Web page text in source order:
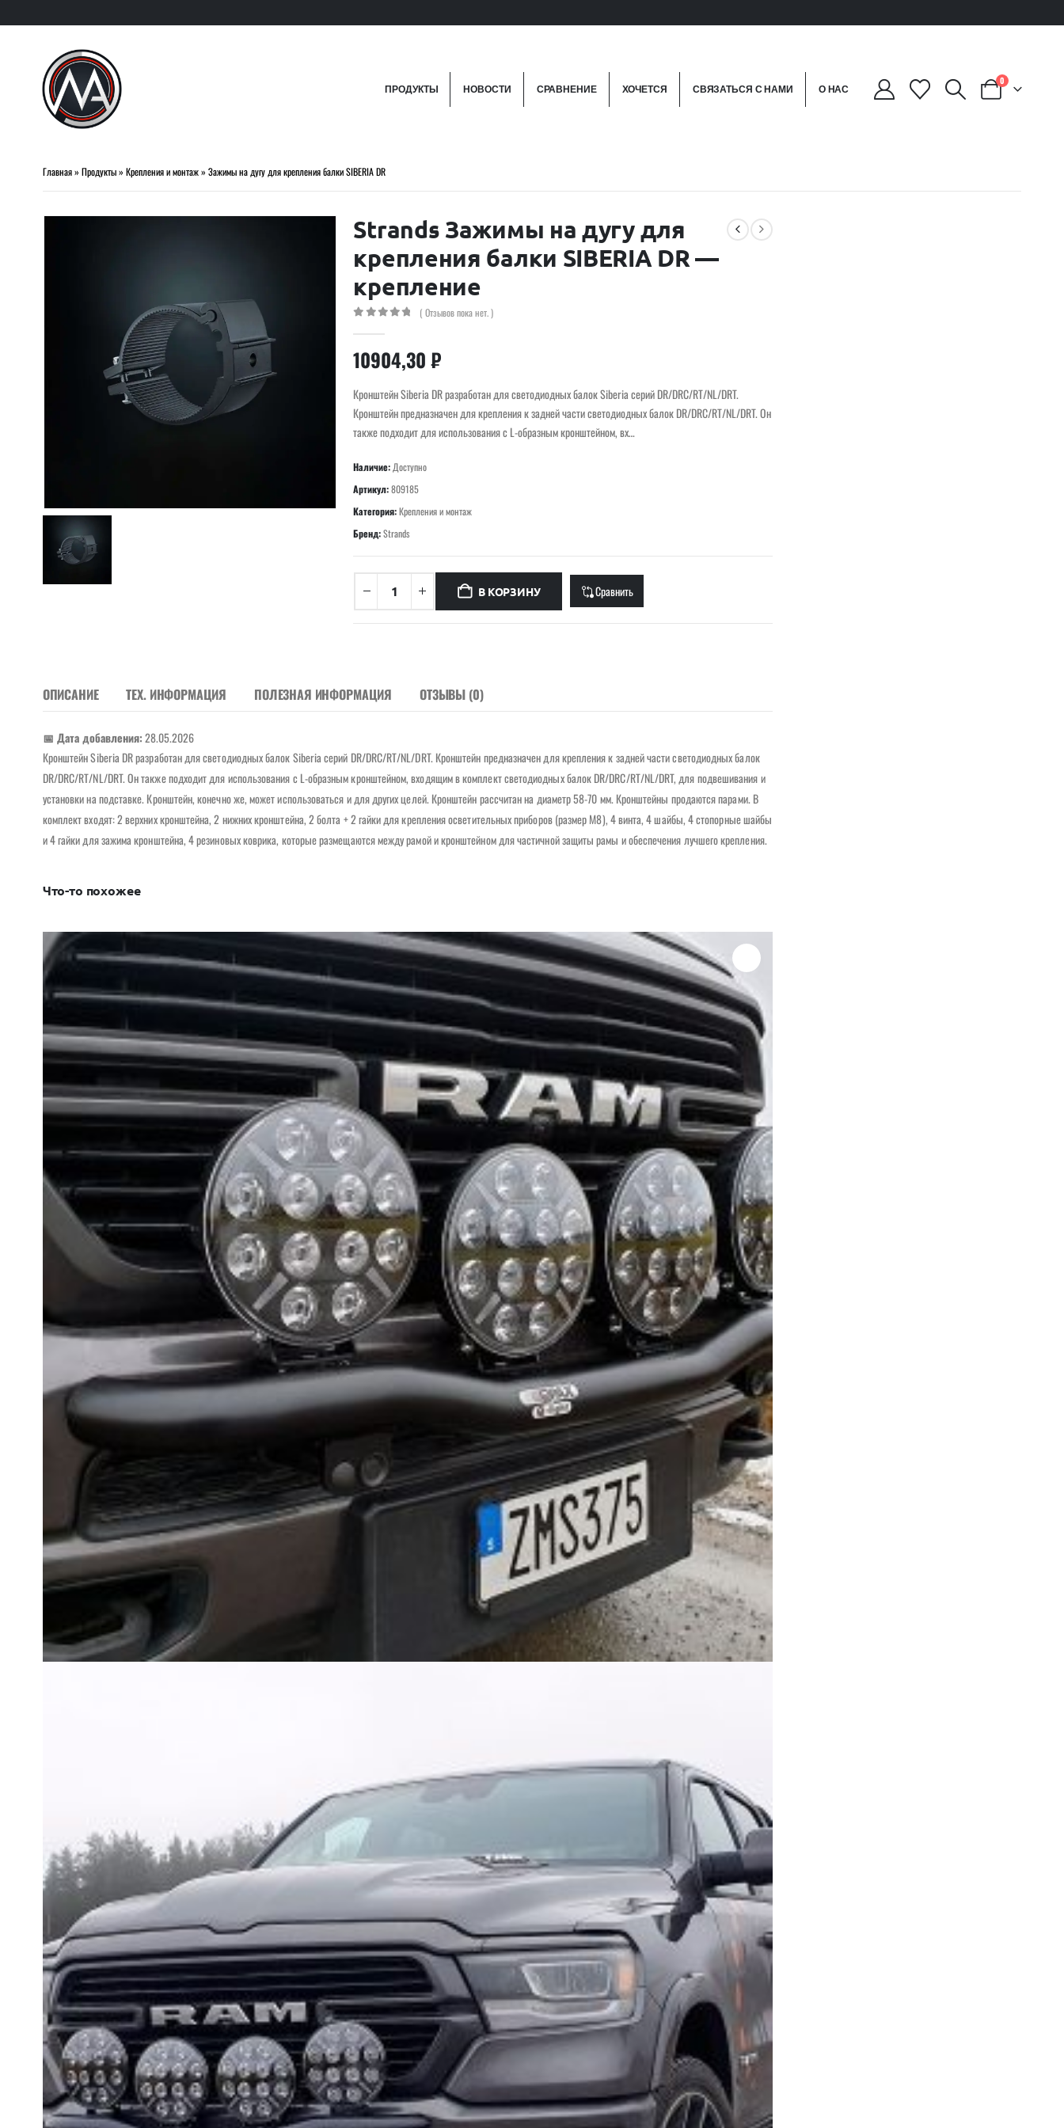
ПРОДУКТЫ НОВОСТИ СРАВНЕНИЕ ХОЧЕТСЯ СВЯЗАТЬСЯ С НАМИ О НАС
0
Главная» Продукты» Крепления и монтаж» Зажимы на дугу для крепления балки SIBERIA DR
Strands Зажимы на дугу для
крепления балки SIBERIA DR —
крепление
( Отзывов пока нет. )
10904,30₽
Кронштейн Siberia DR разработан для светодиодных балок Siberia серий DR/DRC/RT/NL/DRT.
Кронштейн предназначен для крепления к задней части светодиодных балок DR/DRC/RT/NL/DRT. Он
также подходит для использования с L-образным кронштейном, вх…
Наличие: Доступно
Артикул:809185
Категория:Крепления и монтаж
Бренд:Strands
В КОРЗИНУ Сравнить
ОПИСАНИЕ ТЕХ. ИНФОРМАЦИЯ ПОЛЕЗНАЯ ИНФОРМАЦИЯ ОТЗЫВЫ (0)
📅 Дата добавления:28.05.2026
Кронштейн Siberia DR разработан для светодиодных балок Siberia серий DR/DRC/RT/NL/DRT. Кронштейн предназначен для крепления к задней части светодиодных балок
DR/DRC/RT/NL/DRT. Он также подходит для использования с L-образным кронштейном, входящим в комплект светодиодных балок DR/DRC/RT/NL/DRT, для подвешивания и
установки на подставке. Кронштейн, конечно же, может использоваться и для других целей. Кронштейн рассчитан на диаметр 58-70 мм. Кронштейны продаются парами. В
комплект входят: 2 верхних кронштейна, 2 нижних кронштейна, 2 болта + 2 гайки для крепления осветительных приборов (размер M8), 4 винта, 4 шайбы, 4 стопорные шайбы
и 4 гайки для зажима кронштейна, 4 резиновых коврика, которые размещаются между рамой и кронштейном для частичной защиты рамы и обеспечения лучшего крепления.
Что-то похожее